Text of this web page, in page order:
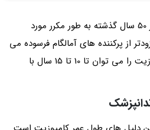
پرکننده های کامپوزیت که در 50 سال گذشته به طور مکرر مورد
از پرکننده های آمالگام فرسوده می
شوند، اما پرکننده های کامپوزیت را می توان تا 10 تا 15 سال با